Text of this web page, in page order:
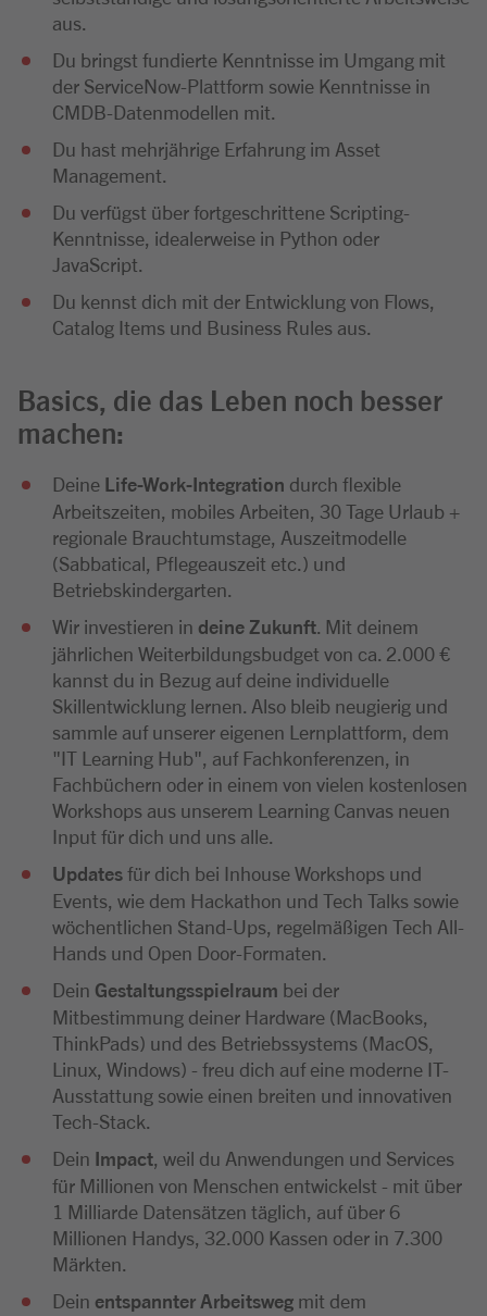
aus.
Du bringst fundierte Kenntnisse im Umgang mit
der ServiceNow-Plattform sowie Kenntnisse in
CMDB-Datenmodellen mit.
Du hast mehrjährige Erfahrung im Asset
Management.
Du verfügst über fortgeschrittene Scripting-
Kenntnisse, idealerweise in Python oder
JavaScript.
Du kennst dich mit der Entwicklung von Flows,
Catalog Items und Business Rules aus.
Basics, die das Leben noch besser
machen:
Deine Life-Work-Integration durch flexible
Arbeitszeiten, mobiles Arbeiten, 30 Tage Urlaub +
regionale Brauchtumstage, Auszeitmodelle
(Sabbatical, Pflegeauszeit etc.) und
Betriebskindergarten.
Wir investieren in deine Zukunft . Mit deinem
jährlichen Weiterbildungsbudget von ca. 2.000 €
kannst du in Bezug auf deine individuelle
Skillentwicklung lernen. Also bleib neugierig und
sammle auf unserer eigenen Lernplattform, dem
"IT Learning Hub", auf Fachkonferenzen, in
Fachbüchern oder in einem von vielen kostenlosen
Workshops aus unserem Learning Canvas neuen
Input für dich und uns alle.
Updatesfür dich bei Inhouse Workshops und
Events, wie dem Hackathon und Tech Talks sowie
wöchentlichen Stand-Ups, regelmäßigen Tech All-
Hands und Open Door-Formaten.
Dein Gestaltungsspielraum bei der
Mitbestimmung deiner Hardware (MacBooks,
ThinkPads) und des Betriebssystems (MacOS,
Linux, Windows) - freu dich auf eine moderne IT-
Ausstattung sowie einen breiten und innovativen
Tech-Stack.
Dein Impact , weil du Anwendungen und Services
für Millionen von Menschen entwickelst - mit über
1 Milliarde Datensätzen täglich, auf über 6
Millionen Handys, 32.000 Kassen oder in 7.300
Märkten.
Dein entspannter Arbeitsweg mit dem